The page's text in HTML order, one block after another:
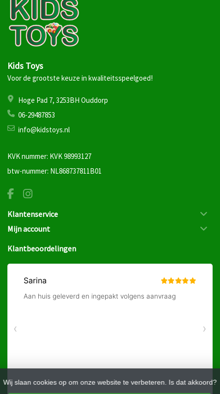
Wij slaan cookies op om onze website te verbeteren. Is dat akkoord?
Kids Toys
Voor de grootste keuze in kwaliteitsspeelgoed!
Hoge Pad 7, 3253BH Ouddorp
06-29487853
info@kidstoys.nl
KVK nummer: KVK 98993127
btw-nummer: NL868737811B01
Klantenservice
Mijn account
Klantbeoordelingen